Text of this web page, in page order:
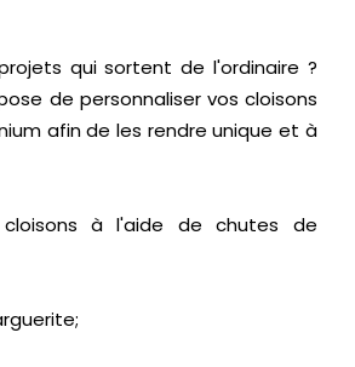
qui sortent de l'ordinaire ?
de personnaliser vos cloisons
afin de les rendre unique et à
à l'aide de chutes de
;